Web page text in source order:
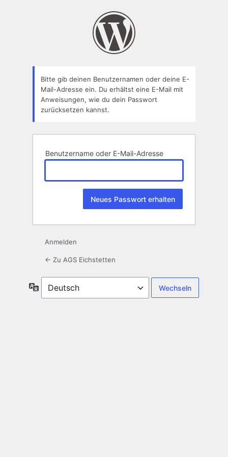
Bitte gib deinen Benutzernamen oder deine E-
Mail-Adresse ein. Du erhältst eine E-Mail mit
Anweisungen, wie du dein Passwort
zurücksetzen kannst.
Benutzername oder E-Mail-Adresse
Anmelden
← Zu AGS Eichstetten
Sprache